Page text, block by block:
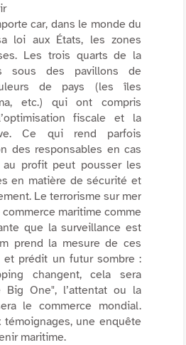
car, dans le monde du
loi aux États, les zones
Les trois quarts de la
sous des pavillons de
de pays (les îles
etc.) qui ont compris
fiscale et la
Ce qui rend parfois
des responsables en cas
profit peut pousser les
en matière de sécurité et
Le terrorisme sur mer
maritime comme
que la surveillance est
prend la mesure de ces
et prédit un futur sombre :
changent, cela sera
Big One", l’attentat ou la
le commerce mondial.
une enquête
maritime.